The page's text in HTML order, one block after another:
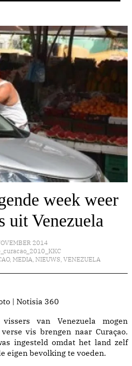
week weer
uit Venezuela
2014
, MEDIA, NIEUWS, VENEZUELA
Foto | Notisia 360
van Venezuela mogen
vis brengen naar Curaçao.
ingesteld omdat het land zelf
eigen bevolking te voeden.